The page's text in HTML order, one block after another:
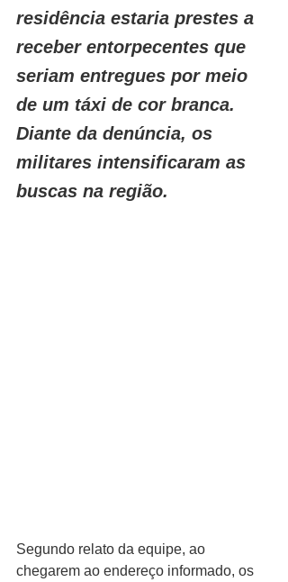
residência estaria prestes a
receber entorpecentes que
seriam entregues por meio
de um táxi de cor branca.
Diante da denúncia, os
militares intensificaram as
buscas na região.
Segundo relato da equipe, ao
chegarem ao endereço informado, os